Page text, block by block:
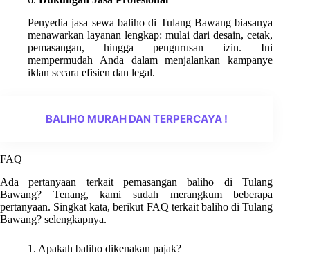
Penyedia jasa sewa baliho di Tulang Bawang biasanya
menawarkan layanan lengkap: mulai dari desain, cetak,
pemasangan, hingga pengurusan izin. Ini
mempermudah Anda dalam menjalankan kampanye
iklan secara efisien dan legal.
BALIHO MURAH DAN TERPERCAYA !
FAQ
Ada pertanyaan terkait pemasangan baliho di Tulang
Bawang? Tenang, kami sudah merangkum beberapa
pertanyaan. Singkat kata, berikut FAQ terkait baliho di Tulang
Bawang? selengkapnya.
1. Apakah baliho dikenakan pajak?